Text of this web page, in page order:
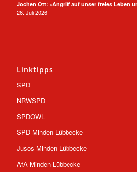
Jochen Ott: »Angriff auf unser freies Leben
26. Juli 2026
Linktipps
SPD
NRWSPD
SPDOWL
SPD Minden-Lübbecke
Jusos Minden-Lübbecke
AfA Minden-Lübbecke